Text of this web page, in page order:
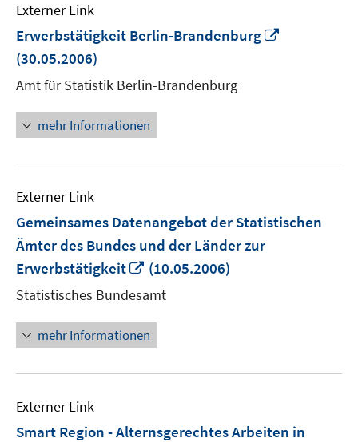
Externer Link
Erwerbstätigkeit Berlin-Brandenburg
(30.05.2006)
Amt für Statistik Berlin-Brandenburg
mehr Informationen
Externer Link
Gemeinsames Datenangebot der Statistischen
Ämter des Bundes und der Länder zur
Erwerbstätigkeit
In
Fenster
öffnen
(10.05.2006)
Statistisches Bundesamt
mehr Informationen
Externer Link
Smart Region - Alternsgerechtes Arbeiten in